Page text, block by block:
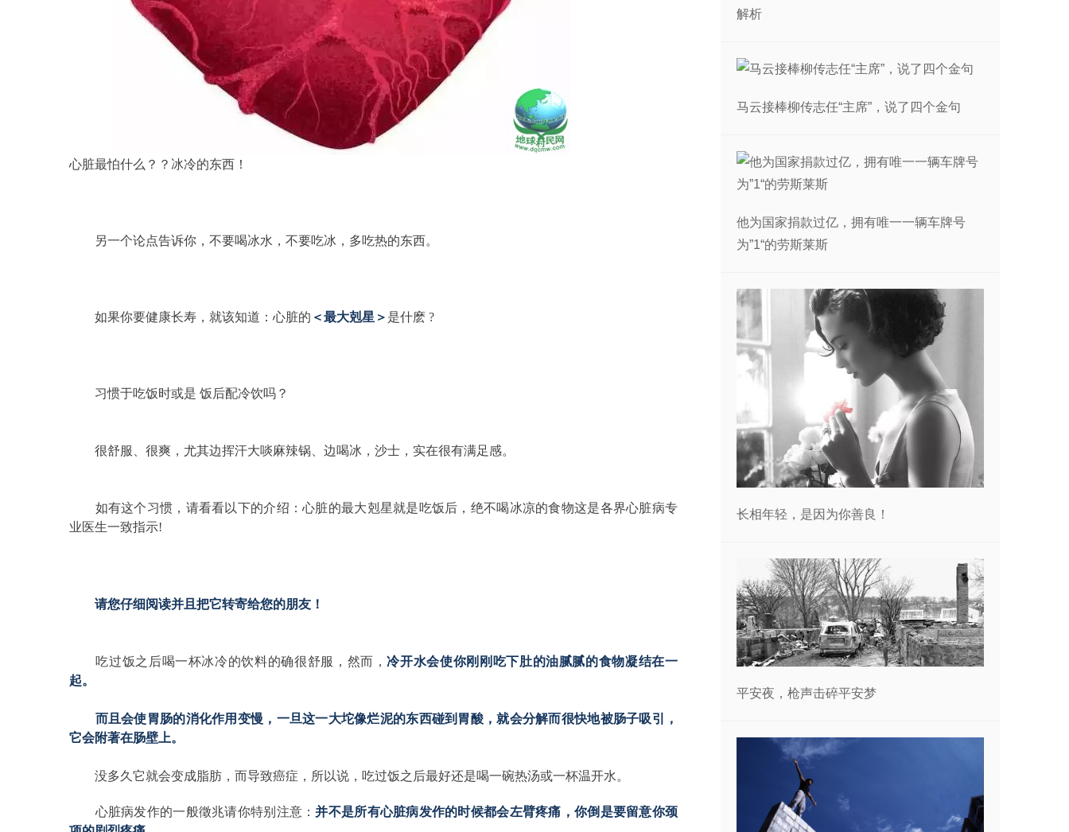
心脏最怕什么？？ 冰冷的东西！
另一个论点告诉你，不要喝冰水，不要吃冰，多吃热的东西。
如果你要健康长寿， 就该知道：心脏的 ＜最大剋星 ＞ 是什麽 ?
习惯于吃饭时或是 饭后配冷饮吗？
很舒服、很爽，尤其边挥汗大啖麻辣锅、边喝冰，沙士，实在很有满足感。
如有这个习惯，请看看以下的介绍：心脏的最大剋星就是吃饭后，绝不喝冰凉的食物这是各界心脏病专
业医生一致指示!
请您仔细阅读并且把它转寄给您的朋友！
吃过饭之后喝一杯冰冷的饮料的确很舒服，然而，冷开水会使你刚刚吃下肚的油腻腻的食物凝结在一
起。
而且会使胃肠的消化作用变慢，一旦这一大坨像烂泥的东西碰到胃酸，就会分解而很快地被肠子吸引，
它会附著在肠壁上。
没多久它就会变成脂肪，而导致癌症，所以说，吃过饭之后最好还是喝一碗热汤或一杯温开水。
心脏病发作的一般徵兆请你特别注意：并不是所有心脏病发作的时候都会左臂疼痛，你倒是要留意你颈
解析
马云接棒柳传志任“主席”，说了四个金句
他为国家捐款过亿，拥有唯一一辆车牌号
为”1“的劳斯莱斯
长相年轻，是因为你善良！
平安夜，枪声击碎平安梦